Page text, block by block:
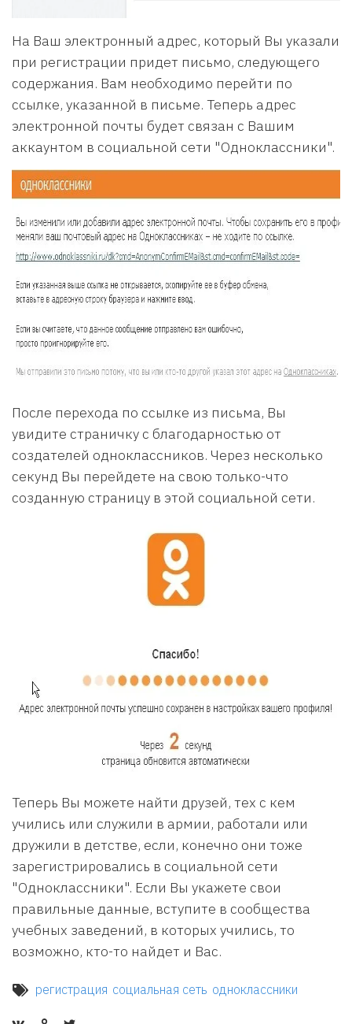
На Ваш электронный адрес, который Вы указали
при регистрации придет письмо, следующего
содержания. Вам необходимо перейти по
ссылке, указанной в письме. Теперь адрес
электронной почты будет связан с Вашим
аккаунтом в социальной сети "Одноклассники".
После перехода по ссылке из письма, Вы
увидите страничку с благодарностью от
создателей одноклассников. Через несколько
секунд Вы перейдете на свою только-что
созданную страницу в этой социальной сети.
Теперь Вы можете найти друзей, тех с кем
учились или служили в армии, работали или
дружили в детстве, если, конечно они тоже
зарегистрировались в социальной сети
"Одноклассники". Если Вы укажете свои
правильные данные, вступите в сообщества
учебных заведений, в которых учились, то
возможно, кто-то найдет и Вас.
регистрация социальная сеть одноклассники